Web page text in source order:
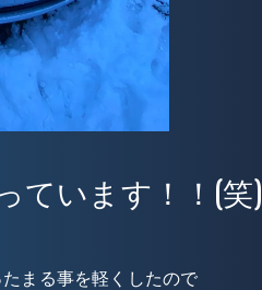
ています！！(笑)
まる事を軽くしたので